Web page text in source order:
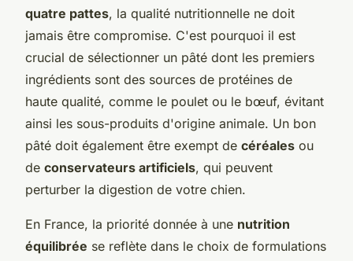
quatre pattes, la qualité nutritionnelle ne doit
jamais être compromise. C'est pourquoi il est
crucial de sélectionner un pâté dont les premiers
ingrédients sont des sources de protéines de
haute qualité, comme le poulet ou le bœuf, évitant
ainsi les sous-produits d'origine animale. Un bon
pâté doit également être exempt de céréales ou
de conservateurs artificiels, qui peuvent
perturber la digestion de votre chien.
En France, la priorité donnée à une nutrition
équilibrée se reflète dans le choix de formulations